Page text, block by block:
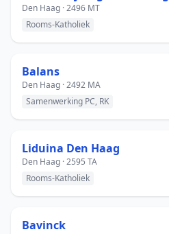
Den Haag · 2496 MT
Rooms-Katholiek
Balans
Den Haag · 2492 MA
Samenwerking PC, RK
Liduina Den Haag
Den Haag · 2595 TA
Rooms-Katholiek
Bavinck